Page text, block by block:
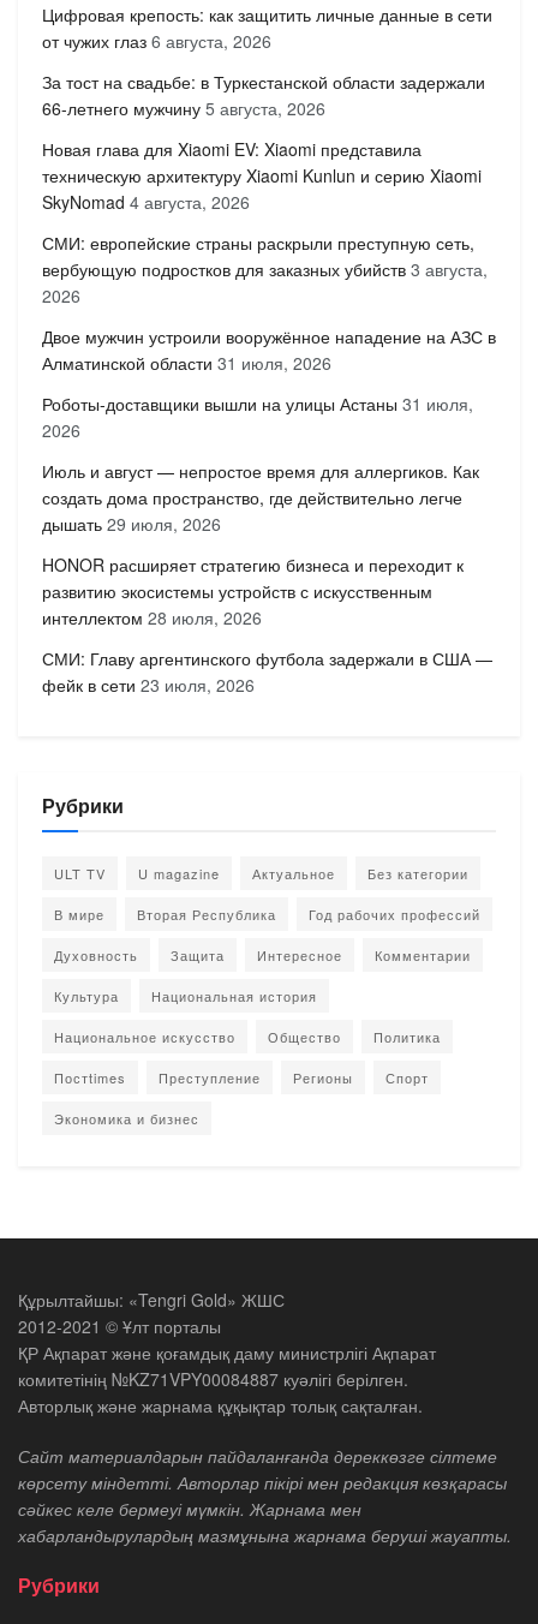
Цифровая крепость: как защитить личные данные в сети
от чужих глаз 6 августа, 2026
За тост на свадьбе: в Туркестанской области задержали
66-летнего мужчину 5 августа, 2026
Новая глава для Xiaomi EV: Xiaomi представила
техническую архитектуру Xiaomi Kunlun и серию Xiaomi
SkyNomad 4 августа, 2026
СМИ: европейские страны раскрыли преступную сеть,
вербующую подростков для заказных убийств 3 августа,
2026
Двое мужчин устроили вооружённое нападение на АЗС в
Алматинской области 31 июля, 2026
Роботы-доставщики вышли на улицы Астаны 31 июля,
2026
Июль и август — непростое время для аллергиков. Как
создать дома пространство, где действительно легче
дышать 29 июля, 2026
HONOR расширяет стратегию бизнеса и переходит к
развитию экосистемы устройств с искусственным
интеллектом 28 июля, 2026
СМИ: Главу аргентинского футбола задержали в США —
фейк в сети 23 июля, 2026
Рубрики
ULT TV U magazine Актуальное Без категории
В мире Вторая Республика Год рабочих профессий
Духовность Защита Интересное Комментарии
Культура Национальная история
Национальное искусство Общество Политика
Постtimes Преступление Регионы Спорт
Экономика и бизнес
Құрылтайшы: «Tengri Gold» ЖШС
2012-2021 © Ұлт порталы
ҚР Ақпарат және қоғамдық даму министрлігі Ақпарат
комитетінің №KZ71VPY00084887 куәлігі берілген.
Авторлық және жарнама құқықтар толық сақталған.
Сайт материалдарын пайдаланғанда дереккөзге сілтеме
көрсету міндетті. Авторлар пікірі мен редакция көзқарасы
сәйкес келе бермеуі мүмкін. Жарнама мен
хабарландырулардың мазмұнына жарнама беруші жауапты.
Рубрики